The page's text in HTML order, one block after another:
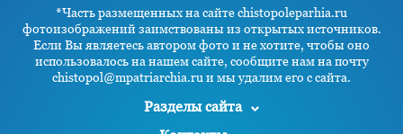
*Часть размещенных на сайте chistopoleparhia.ru
фотоизображений заимствованы из открытых источников.
Если Вы являетесь автором фото и не хотите, чтобы оно
использовалось на нашем сайте, сообщите нам на почту
chistopol@mpatriarchia.ru и мы удалим его с сайта.
Разделы сайта